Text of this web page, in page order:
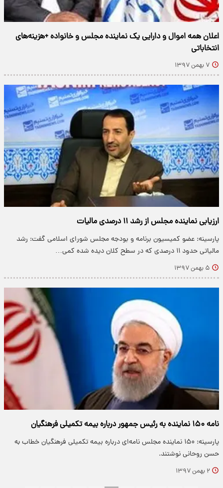
اعلان همه اموال و دارایی یک نماینده مجلس و خانواده +هزینه‌های
انتخاباتی
۷ بهمن ۱۳۹۷
ارزیابی نماینده مجلس از رشد ۱۱ درصدی مالیات
پارسینه: عضو کمیسیون برنامه و بودجه مجلس شورای اسلامی گفت: رشد
مالیاتی حدود ۱۱ درصدی که در سطح کلان دیده شده کمی…
۵ بهمن ۱۳۹۷
نامه ۱۵۰ نماینده به رئیس جمهور درباره بیمه تکمیلی فرهنگیان
پارسینه: ۱۵۰ نماینده مجلس نامه‌ای درباره بیمه تکمیلی فرهنگیان خطاب به
حسن روحانی نوشتند.
۲ بهمن ۱۳۹۷